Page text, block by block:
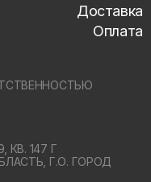
Доставка
Оплата
147 Г
Г.О. ГОРОД